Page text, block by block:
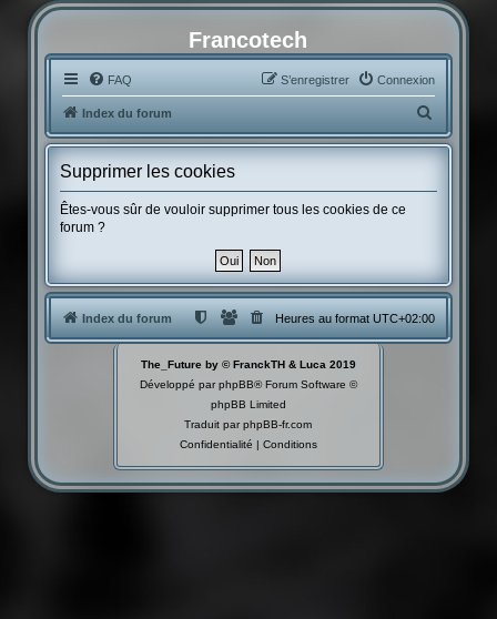
Francotech
FAQ Connexion
S’enregistrer
Index du forum
e
h
h
e
Supprimer les cookies
Êtes-vous sûr de vouloir supprimer tous les cookies de ce
forum ?
Index du forum Heures au formatUTC+02:00
The_Future by © FranckTH & Luca 2019
Développé parphpBB® Forum Software ©
phpBB Limited
Traduit parphpBB-fr.com
Confidentialité
Conditions